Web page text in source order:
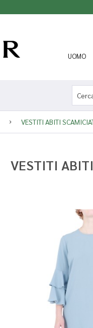
UOMO
VESTITI ABITI
VESTITI